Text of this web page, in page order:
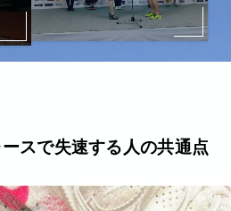
スで失速する人の共通点